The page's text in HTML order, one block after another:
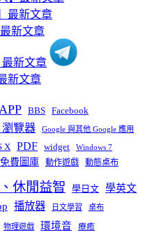
APP BBS Facebook
瀏覽器 Google 與其他 Google 應用
X PDF widget Windows 7
免費圖庫 動作遊戲 動態桌布
休閒益智 學日文 學英文
播放器 日文學習 桌布
物理遊戲 環境音 療癒